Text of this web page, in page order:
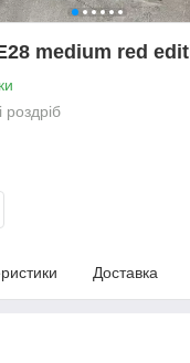
medium red
роздріб
Доставка